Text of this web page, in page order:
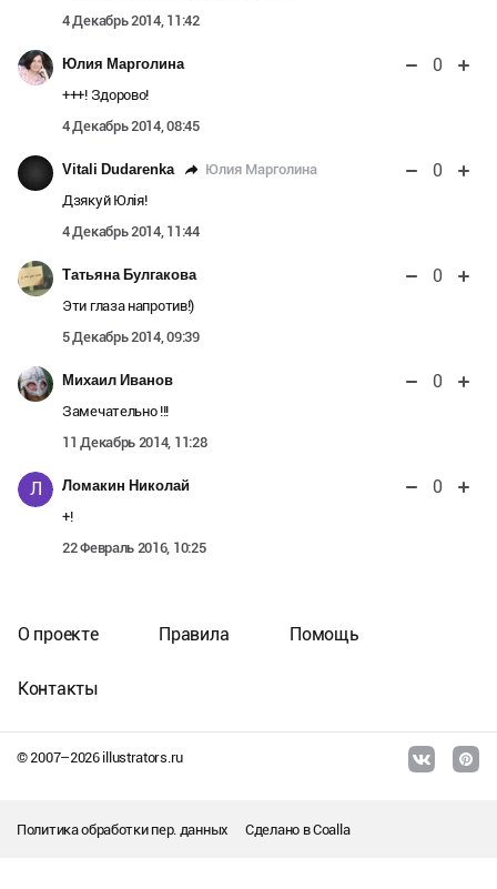
4 Декабрь 2014, 11:42
Юлия Марголина 0
+++! Здорово!
4 Декабрь 2014, 08:45
Vitali Dudarenka Юлия Марголина 0
Дзякуй Юлія!
4 Декабрь 2014, 11:44
Татьяна Булгакова 0
Эти глаза напротив!)
5 Декабрь 2014, 09:39
Михаил Иванов 0
Замечательно !!!
11 Декабрь 2014, 11:28
Л Ломакин Николай 0
+!
22 Февраль 2016, 10:25
© 2007–2026illustrators.ru
О проекте Правила Помощь
Контакты
Политика обработки пер. данных Сделано вCoalla